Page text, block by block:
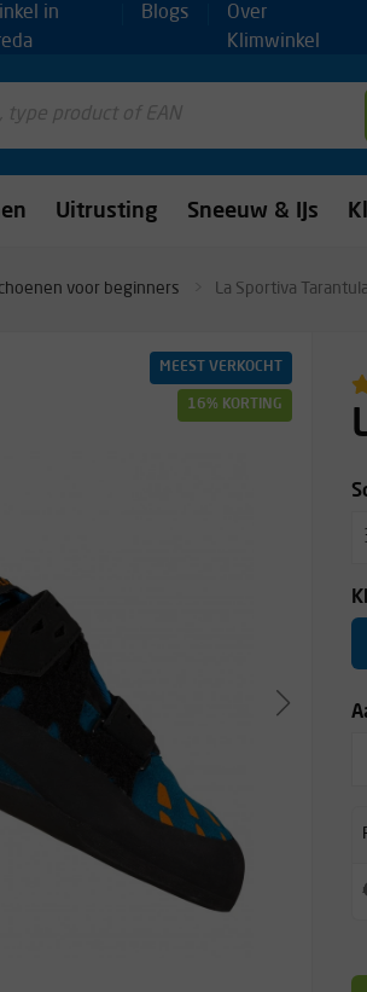
in
Blogs
Over
Klimwinkel
Uitrusting Sneeuw & IJs
voor beginners La Sportiva Tarantula
MEEST VERKOCHT
16% KORTING